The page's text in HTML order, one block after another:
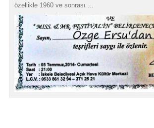
özellikle 1960 ve sonrası ...